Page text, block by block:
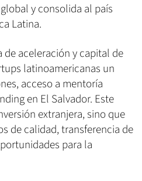
y consolida al país
Latina.
de aceleración y capital de
latinoamericanas un
acceso a mentoría
en El Salvador. Este
extranjera, sino que
de calidad, transferencia de
para la